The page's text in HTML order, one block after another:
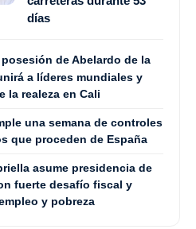
días
posesión de Abelardo de la
a líderes mundiales y
la realeza en Cali
una semana de controles
que proceden de España
asume presidencia de
fuerte desafío fiscal y
y pobreza